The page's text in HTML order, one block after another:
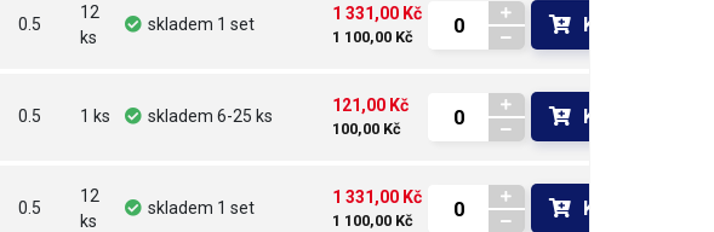
0.5
12
ks
skladem 1 set
1 331,00 Kč
1 100,00 Kč
Koupit
0.5 1 ks skladem 6-25 ks
121,00 Kč
100,00 Kč
Koupit
0.5
12
ks
skladem 1 set
1 331,00 Kč
1 100,00 Kč
Koupit